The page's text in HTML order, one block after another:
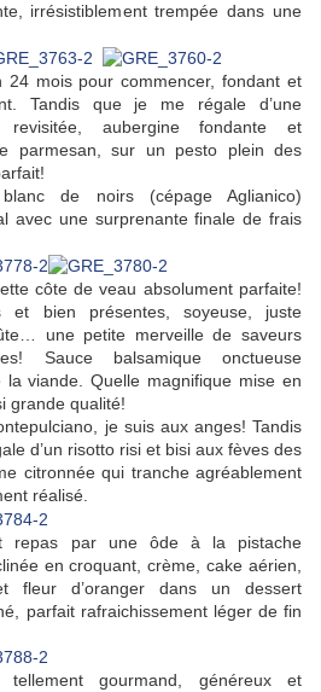
irrésistiblement trempée dans une
24 mois pour commencer, fondant et
Tandis que je me régale d’une
revisitée, aubergine fondante et
parmesan, sur un pesto plein des
de noirs (cépage Aglianico)
avec une surprenante finale de frais
côte de veau absolument parfaite!
et bien présentes, soyeuse, juste
une petite merveille de saveurs
Sauce balsamique onctueuse
viande. Quelle magnifique mise en
grande qualité!
je suis aux anges! Tandis
d’un risotto risi et bisi aux fèves des
citronnée qui tranche agréablement
réalisé.
repas par une ôde à la pistache
en croquant, crème, cake aérien,
fleur d’oranger dans un dessert
parfait rafraichissement léger de fin
gourmand, généreux et